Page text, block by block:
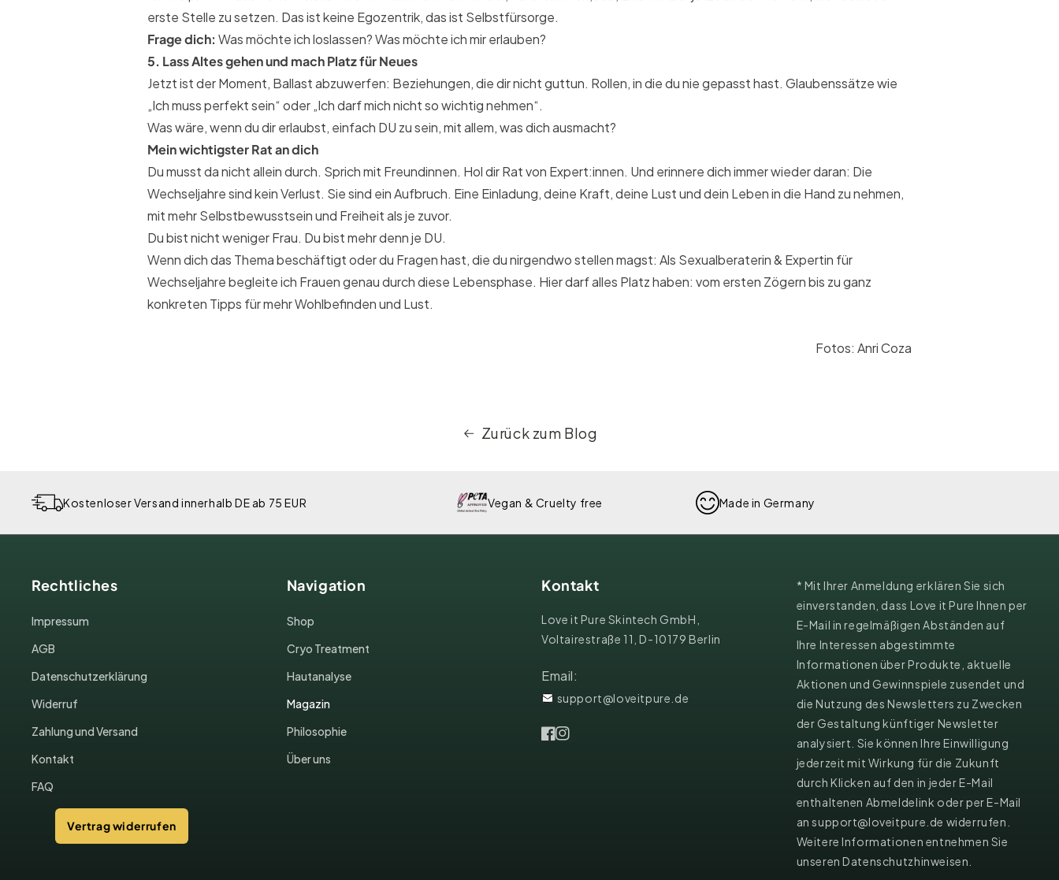
erste Stelle zu setzen. Das ist keine Egozentrik, das ist Selbstfürsorge.
Frage dich: Was möchte ich loslassen? Was möchte ich mir erlauben?
5. Lass Altes gehen und mach Platz für Neues
Jetzt ist der Moment, Ballast abzuwerfen: Beziehungen, die dir nicht guttun. Rollen, in die du nie gepasst hast. Glaubenssätze wie
„Ich muss perfekt sein“ oder „Ich darf mich nicht so wichtig nehmen“.
Was wäre, wenn du dir erlaubst, einfach DU zu sein, mit allem, was dich ausmacht?
Mein wichtigster Rat an dich
Du musst da nicht allein durch. Sprich mit Freundinnen. Hol dir Rat von Expert:innen. Und erinnere dich immer wieder daran: Die
Wechseljahre sind kein Verlust. Sie sind ein Aufbruch. Eine Einladung, deine Kraft, deine Lust und dein Leben in die Hand zu nehmen,
mit mehr Selbstbewusstsein und Freiheit als je zuvor.
Du bist nicht weniger Frau. Du bist mehr denn je DU.
Wenn dich das Thema beschäftigt oder du Fragen hast, die du nirgendwo stellen magst: Als Sexualberaterin & Expertin für
Wechseljahre begleite ich Frauen genau durch diese Lebensphase. Hier darf alles Platz haben: vom ersten Zögern bis zu ganz
konkreten Tipps für mehr Wohlbefinden und Lust.
Fotos: Anri Coza
Zurück zum Blog
Kostenloser Versand innerhalb DE ab 75 EUR Vegan & Cruelty free Made in Germany
Rechtliches
Impressum
AGB
Datenschutzerklärung
Widerruf
Zahlung und Versand
Kontakt
FAQ
Vertrag widerrufen
Navigation
Shop
Cryo Treatment
Hautanalyse
Magazin
Philosophie
Über uns
Kontakt
Love it Pure Skintech GmbH,
Voltairestraße 11, D-10179 Berlin
Email:
support@loveitpure.de
Facebook
Instagram
* Mit Ihrer Anmeldung erklären Sie sich
einverstanden, dass Love it Pure Ihnen per
E-Mail in regelmäßigen Abständen auf
Ihre Interessen abgestimmte
Informationen über Produkte, aktuelle
Aktionen und Gewinnspiele zusendet und
die Nutzung des Newsletters zu Zwecken
der Gestaltung künftiger Newsletter
analysiert. Sie können Ihre Einwilligung
jederzeit mit Wirkung für die Zukunft
durch Klicken auf den in jeder E-Mail
enthaltenen Abmeldelink oder per E-Mail
an support@loveitpure.de widerrufen.
Weitere Informationen entnehmen Sie
unseren Datenschutzhinweisen.